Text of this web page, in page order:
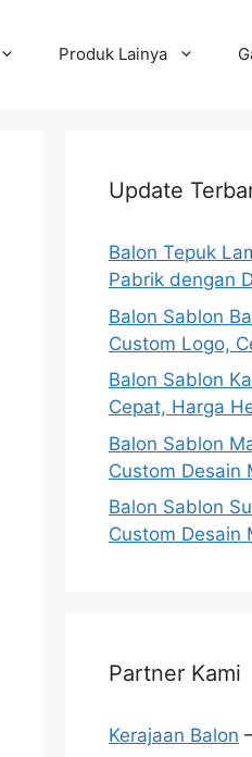
Produk Lainya
Update
Balon Tepuk
Pabrik dengan
Balon Sablon
Custom Logo,
Balon Sablon
Cepat, Harga
Balon Sablon
Custom Desain
Balon Sablon
Custom Desain
Partner Kami
Kerajaan Balon